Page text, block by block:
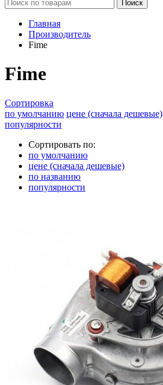
Поиск
Главная
Производитель
Fime
Fime
Сортировка
по умолчанию цене (сначала дешевые)
популярности
Сортировать по:
по умолчанию
цене (сначала дешевые)
по названию
популярности